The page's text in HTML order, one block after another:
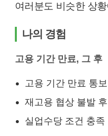
여러분도 비슷한 상
나의 경험
고용 기간 만료, 그 후
고용 기간 만료 통
재고용 협상 불발
실업수당 조건 충